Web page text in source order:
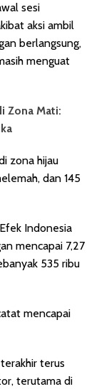
sesi
aksi ambil
berlangsung,
menguat
Zona Mati:
zona hijau
dan 145
Indonesia
mencapai 7,27
535 ribu
mencapai
terus
terutama di